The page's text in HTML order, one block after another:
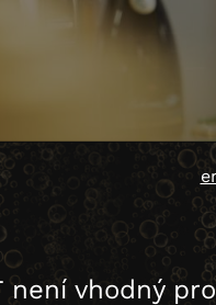
není vhodný pro